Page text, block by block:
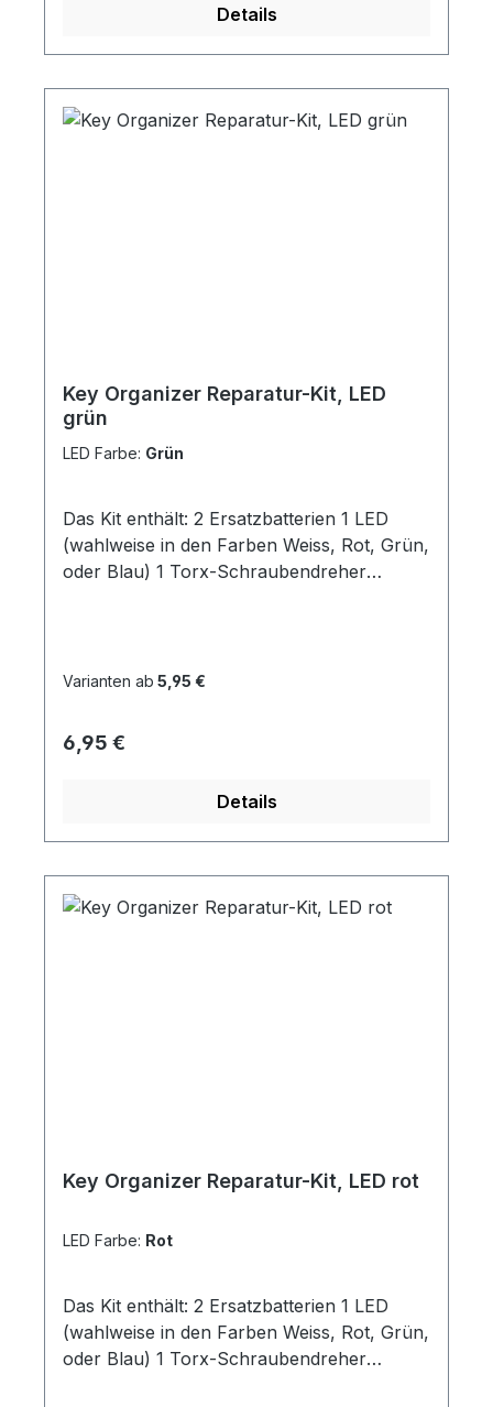
Details
Key Organizer Reparatur-Kit, LED
grün
LED Farbe: Grün
Das Kit enthält: 2 Ersatzbatterien 1 LED
(wahlweise in den Farben Weiss, Rot, Grün,
oder Blau) 1 Torx-Schraubendreher
Varianten ab 5,95 €
Regulärer Preis:
6,95 €
Details
Key Organizer Reparatur-Kit, LED rot
LED Farbe: Rot
Das Kit enthält: 2 Ersatzbatterien 1 LED
(wahlweise in den Farben Weiss, Rot, Grün,
oder Blau) 1 Torx-Schraubendreher